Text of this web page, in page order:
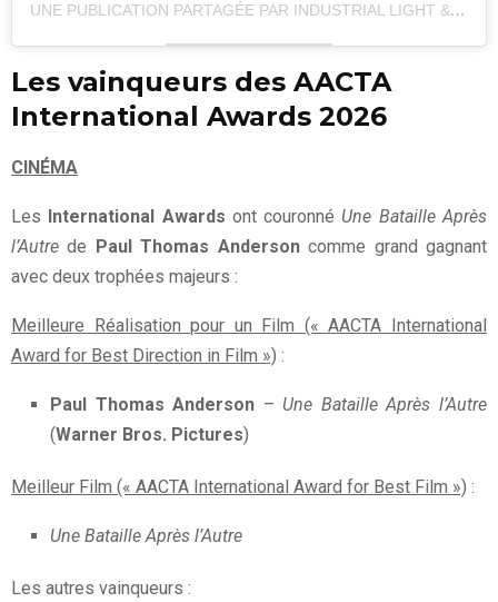
UNE PUBLICATION PARTAGÉE PAR INDUSTRIAL LIGHT & MAGIC (@ILMVFX)
Les vainqueurs des AACTA
International Awards 2026
CINÉMA
Les International Awards ont couronné Une Bataille Après
l’Autre de Paul Thomas Andersoncomme grand gagnant
avec deux trophées majeurs :
Meilleure Réalisation pour un Film (« AACTA International
Award for Best Direction in Film ») :
Paul Thomas Anderson – Une Bataille Après l’Autre
(Warner Bros. Pictures)
Meilleur Film (« AACTA International Award for Best Film ») :
Une Bataille Après l’Autre
Les autres vainqueurs :